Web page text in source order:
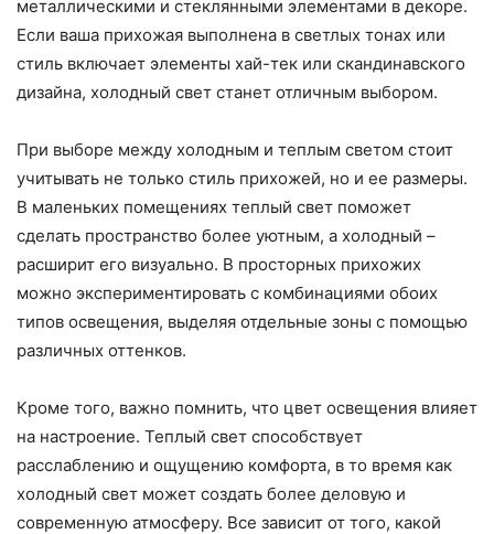
металлическими и стеклянными элементами в декоре.
Если ваша прихожая выполнена в светлых тонах или
стиль включает элементы хай-тек или скандинавского
дизайна, холодный свет станет отличным выбором.
При выборе между холодным и теплым светом стоит
учитывать не только стиль прихожей, но и ее размеры.
В маленьких помещениях теплый свет поможет
сделать пространство более уютным, а холодный –
расширит его визуально. В просторных прихожих
можно экспериментировать с комбинациями обоих
типов освещения, выделяя отдельные зоны с помощью
различных оттенков.
Кроме того, важно помнить, что цвет освещения влияет
на настроение. Теплый свет способствует
расслаблению и ощущению комфорта, в то время как
холодный свет может создать более деловую и
современную атмосферу. Все зависит от того, какой